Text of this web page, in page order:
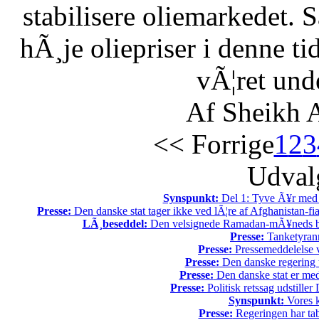
stabilisere oliemarkedet.
hÃ¸je oliepriser i denne
vÃ¦ret
Af Sheikh
<< Forrige123
Synspunkt: Del 1: Tyve Ã¥r med
Presse: Den danske stat tager ikke ved lÃ¦re af Afghanistan-
LÃ¸beseddel: Den velsignede Ramadan-mÃ¥neds
Presse:
Presse:
Presse: Den danske
Presse: Den danske stat er
Presse: Politisk retssag udstiller
Synspunkt: Vores
Presse: Regeringen har